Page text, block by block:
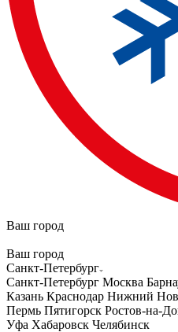
Ваш город
Ваш город
Санкт-Петербург
Санкт-Петербург Москва
Казань Краснодар Нижний
Пермь Пятигорск Ростов-на-
Уфа Хабаровск Челябинск